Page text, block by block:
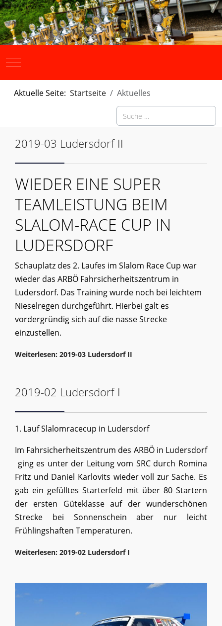
Mobile Menu Toggle
Aktuelle Seite: Startseite
Aktuelles
Suchen
2019-03 Ludersdorf II
WIEDER EINE SUPER
TEAMLEISTUNG BEIM
SLALOM-RACE CUP IN
LUDERSDORF
Schauplatz des 2. Laufes im Slalom Race Cup war
wieder das ARBÖ Fahrsicherheitszentrum in
Ludersdorf. Das Training wurde noch bei leichtem
Nieselregen durchgeführt. Hierbei galt es
vordergründig sich auf die nasse Strecke
einzustellen.
Weiterlesen: 2019-03 Ludersdorf II
2019-02 Ludersdorf I
1. Lauf Slalomracecup in Ludersdorf
Im Fahrsicherheitszentrum des ARBÖ in Ludersdorf
ging es unter der Leitung vom SRC durch Romina
Fritz und Daniel Karlovits wieder voll zur Sache. Es
gab ein gefülltes Starterfeld mit über 80 Startern
der ersten Güteklasse auf der wunderschönen
Strecke bei Sonnenschein aber nur leicht
Frühlingshaften Temperaturen.
Weiterlesen: 2019-02 Ludersdorf I